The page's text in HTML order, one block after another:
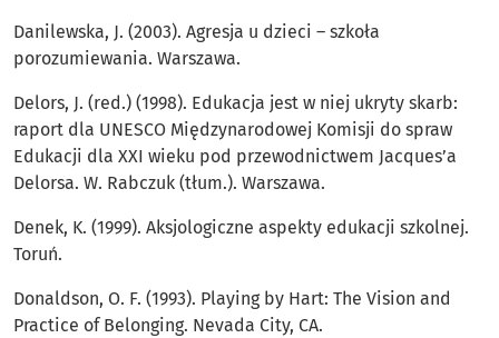
Danilewska, J. (2003). Agresja u dzieci – szkoła
porozumiewania. Warszawa.
Delors, J. (red.) (1998). Edukacja jest w niej ukryty skarb:
raport dla UNESCO Międzynarodowej Komisji do spraw
Edukacji dla XXI wieku pod przewodnictwem Jacques’a
Delorsa. W. Rabczuk (tłum.). Warszawa.
Denek, K. (1999). Aksjologiczne aspekty edukacji szkolnej.
Toruń.
Donaldson, O. F. (1993). Playing by Hart: The Vision and
Practice of Belonging. Nevada City, CA.